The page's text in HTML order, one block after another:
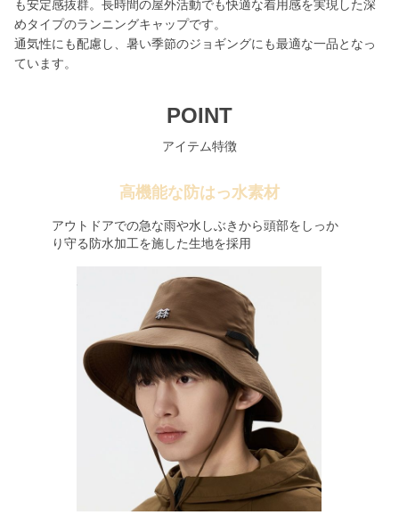
も安定感抜群。長時間の屋外活動でも快適な着用感を実現した深
めタイプのランニングキャップです。
通気性にも配慮し、暑い季節のジョギングにも最適な一品となっ
ています。
POINT
アイテム特徴
高機能な防はっ水素材
アウトドアでの急な雨や水しぶきから頭部をしっか
り守る防水加工を施した生地を採用